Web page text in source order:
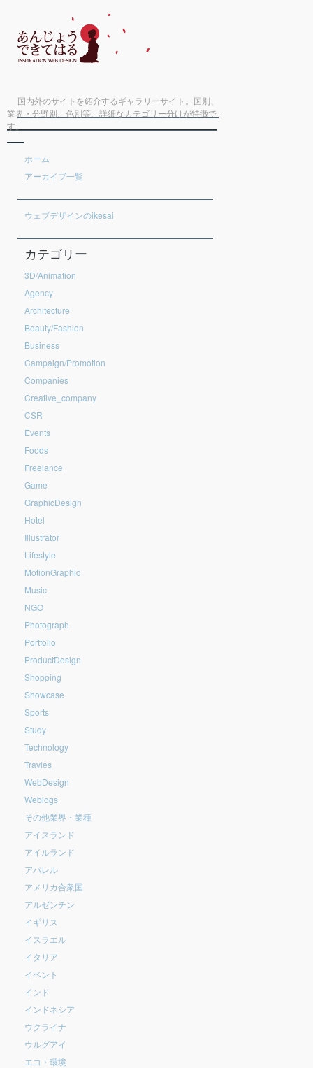
国内外のサイトを紹介するギャラリーサイト。国別、
業界・分野別、色別等、詳細なカテゴリー分けが特徴で
す。
ホーム
アーカイブ一覧
ウェブデザインのikesai
カテゴリー
3D/Animation
Agency
Architecture
Beauty/Fashion
Business
Campaign/Promotion
Companies
Creative_company
CSR
Events
Foods
Freelance
Game
GraphicDesign
Hotel
Illustrator
Lifestyle
MotionGraphic
Music
NGO
Photograph
Portfolio
ProductDesign
Shopping
Showcase
Sports
Study
Technology
Travles
WebDesign
Weblogs
その他業界・業種
アイスランド
アイルランド
アパレル
アメリカ合衆国
アルゼンチン
イギリス
イスラエル
イタリア
イベント
インド
インドネシア
ウクライナ
ウルグアイ
エコ・環境